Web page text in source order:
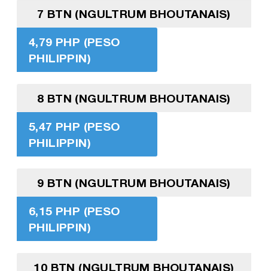
7 BTN (NGULTRUM BHOUTANAIS)
4,79 PHP (PESO
PHILIPPIN)
8 BTN (NGULTRUM BHOUTANAIS)
5,47 PHP (PESO
PHILIPPIN)
9 BTN (NGULTRUM BHOUTANAIS)
6,15 PHP (PESO
PHILIPPIN)
10 BTN (NGULTRUM BHOUTANAIS)